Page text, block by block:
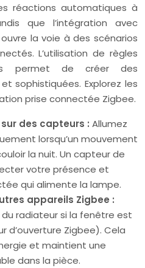
réactions automatiques à
que l’intégration avec
la voie à des scénarios
L’utilisation de règles
permet de créer des
sophistiquées. Explorez les
prise connectée Zigbee.
des capteurs : Allumez
lorsqu’un mouvement
la nuit. Un capteur de
votre présence et
qui alimente la lampe.
appareils Zigbee :
radiateur si la fenêtre est
d’ouverture Zigbee). Cela
et maintient une
dans la pièce.